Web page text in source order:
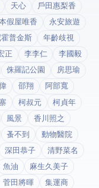
天心
戶田惠梨香
假屋唯香
永安旅遊
普金斯
年齡歧視
正 李李仁
李國毅
侏羅記公園
房思瑜
邵翔
阿部寬
柯叔元
柯貞年
風景
香川照之
蚤不到
動物醫院
深田恭子
清野菜名
魚油
麻生久美子
菅田將暉 集運商